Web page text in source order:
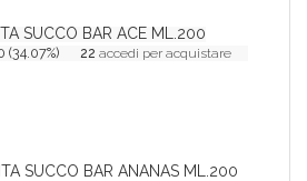
SUCCO BAR ACE ML.200
22 accedi per acquistare
SUCCO BAR ANANAS ML.200